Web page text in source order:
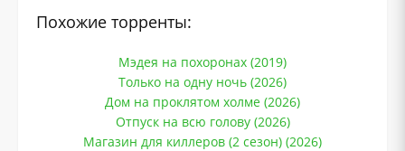
Похожие торренты:
Мэдея на похоронах (2019)
Только на одну ночь (2026)
Дом на проклятом холме (2026)
Отпуск на всю голову (2026)
Магазин для киллеров (2 сезон) (2026)